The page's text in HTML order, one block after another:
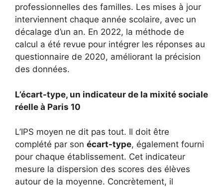
professionnelles des familles. Les mises à jour
interviennent chaque année scolaire, avec un
décalage d’un an. En 2022, la méthode de
calcul a été revue pour intégrer les réponses au
questionnaire de 2020, améliorant la précision
des données.
L’écart-type, un indicateur de la mixité sociale
réelle à Paris 10
L’IPS moyen ne dit pas tout. Il doit être
complété par son écart-type, également fourni
pour chaque établissement. Cet indicateur
mesure la dispersion des scores des élèves
autour de la moyenne. Concrètement, il